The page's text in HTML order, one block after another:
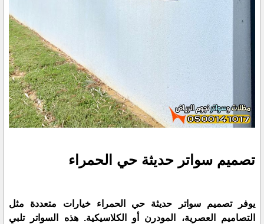
تصميم سواتر حديثة حي الحمراء
يوفر تصميم سواتر حديثة حي الحمراء خيارات متعددة مثل
التصاميم العصرية، المودرن أو الكلاسيكية. هذه السواتر تلبي